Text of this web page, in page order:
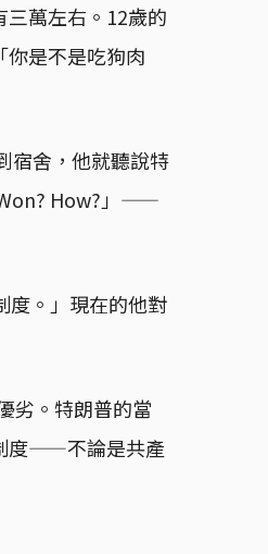
萬左右。12歲的
是不是吃狗肉
宿舍，他就聽說特
How?」——
度。」現在的他對
劣。特朗普的當
度——不論是共產